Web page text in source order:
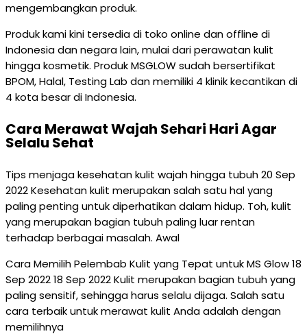
mengembangkan produk.
Produk kami kini tersedia di toko online dan offline di
Indonesia dan negara lain, mulai dari perawatan kulit
hingga kosmetik. Produk MSGLOW sudah bersertifikat
BPOM, Halal, Testing Lab dan memiliki 4 klinik kecantikan di
4 kota besar di Indonesia.
Cara Merawat Wajah Sehari Hari Agar
Selalu Sehat
Tips menjaga kesehatan kulit wajah hingga tubuh 20 Sep
2022 Kesehatan kulit merupakan salah satu hal yang
paling penting untuk diperhatikan dalam hidup. Toh, kulit
yang merupakan bagian tubuh paling luar rentan
terhadap berbagai masalah. Awal
Cara Memilih Pelembab Kulit yang Tepat untuk MS Glow 18
Sep 2022 18 Sep 2022 Kulit merupakan bagian tubuh yang
paling sensitif, sehingga harus selalu dijaga. Salah satu
cara terbaik untuk merawat kulit Anda adalah dengan
memilihnya